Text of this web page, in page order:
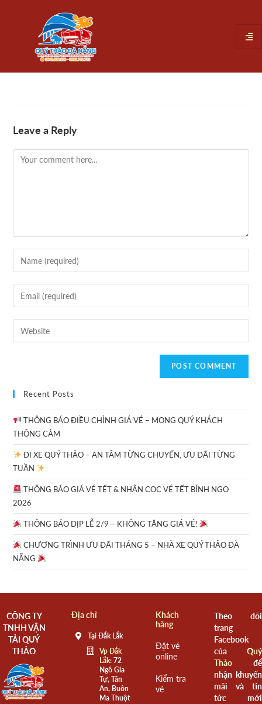
Leave a Reply
Recent Posts
THÔNG BÁO ĐIỀU CHỈNH GIÁ VÉ – MONG QUÝ KHÁCH
THÔNG CẢM
ĐI XE QUÝ THẢO – AN TÂM TỪNG CHUYẾN, ƯU ĐÃI TỪNG
TUẦN
THÔNG BÁO GIÁ VÉ TẾT & NHẬN CỌC VÉ TẾT BÍNH NGỌ
2026
THÔNG BÁO DỊP LỄ 2/9 – KHÔNG TĂNG GIÁ VÉ!
CHƯƠNG TRÌNH ƯU ĐÃI THÁNG 5 – NHÀ XE QUÝ THẢO ĐÀ
NẴNG
CÔNG TY
TNHH VẬN
TẢI QUÝ
THẢO
Địa chỉ
Tại Đắk Lắk
Vp Đắk
Lắk:72
Ngô Gia
Tự, Tân
An, Buôn
Ma Thuột
Khách
hàng
Đặt vé
online
Kiểm tra
vé
Theo dõi
trang
Facebook
của Quý
Thảođể
nhận khuyến
mãi và tin
tức mới